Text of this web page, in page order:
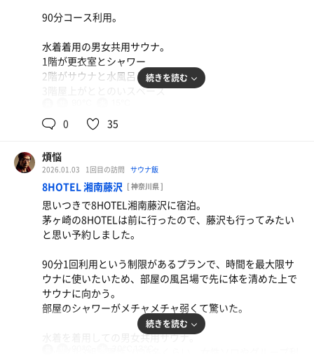
は衰えてないよ。
今日もよきサウナでございました！
90分コース利用。
水着着用の男女共用サウナ。
1階が更衣室とシャワー
2階がサウナと水風呂と風呂
3階屋上がととのいスペース
1階で着替えて体を清めて
2階のサウナへ。
ストーブが左右にふたつあり、右側に座るか、左側に座る
かで感じ方が異なるとのことでしたので、
1セット目は右側
2セット目は左側
3セット目は中央
にそれぞれ座ってみました。
ったかな。
サウナの中で掛水をする、ヒューマンロウリュというのが
大きな特徴で、サウナの中で一度体を冷やして、そのまま
サウナであたためるので、感覚バグって、サウナの中で半
続きを読む
0 35
煩悩
2026.01.03 1回目の訪問 サウナ飯
8HOTEL 湘南藤沢 [ 神奈川県 ]
思いつきで8HOTEL湘南藤沢に宿泊。
茅ヶ崎の8HOTELは前に行ったので、藤沢も行ってみたい
と思い予約しました。
90分1回利用という制限があるプランで、時間を最大限サ
ウナに使いたいため、部屋の風呂場で先に体を清めた上で
サウナに向かう。
部屋のシャワーがメチャメチャ弱くて驚いた。
水着を着用しての男女共用サウナ。
続きを読む